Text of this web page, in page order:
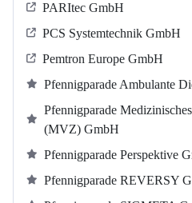
PARItec GmbH
PCS Systemtechnik GmbH
Pemtron Europe GmbH
Pfennigparade Ambulante
Pfennigparade
(MVZ) GmbH
Pfennigparade Perspektive
Pfennigparade REVERSY